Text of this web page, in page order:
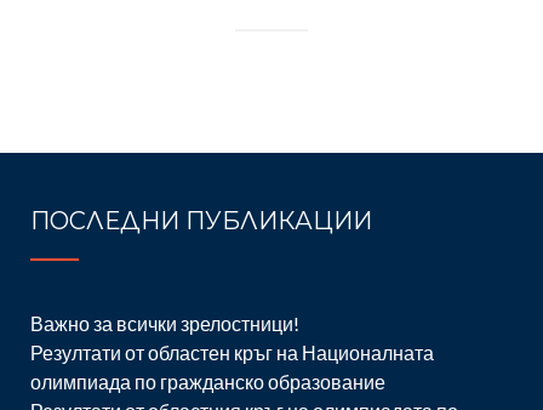
ПОСЛЕДНИ ПУБЛИКАЦИИ
Важно за всички зрелостници!
Резултати от областен кръг на Националната
олимпиада по гражданско образование